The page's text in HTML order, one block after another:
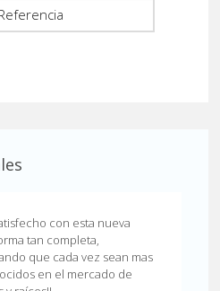
con esta nueva
tan completa,
que cada vez sean mas
en el mercado de